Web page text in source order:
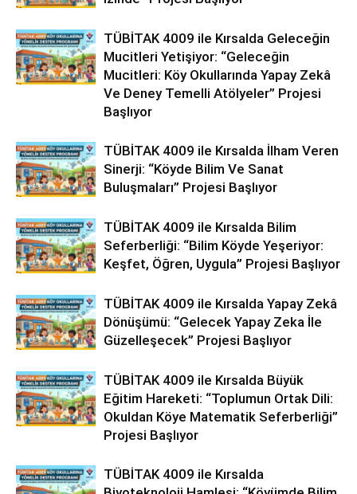
TÜBİTAK 4009 ile Kırsalda Geleceğin
Mucitleri Yetişiyor: “Geleceğin
Mucitleri: Köy Okullarında Yapay Zekâ
Ve Deney Temelli Atölyeler” Projesi
Başlıyor
TÜBİTAK 4009 ile Kırsalda İlham Veren
Sinerji: “Köyde Bilim Ve Sanat
Buluşmaları” Projesi Başlıyor
TÜBİTAK 4009 ile Kırsalda Bilim
Seferberliği: “Bilim Köyde Yeşeriyor:
Keşfet, Öğren, Uygula” Projesi Başlıyor
TÜBİTAK 4009 ile Kırsalda Yapay Zekâ
Dönüşümü: “Gelecek Yapay Zeka İle
Güzelleşecek” Projesi Başlıyor
TÜBİTAK 4009 ile Kırsalda Büyük
Eğitim Hareketi: “Toplumun Ortak Dili:
Okuldan Köye Matematik Seferberliği”
Projesi Başlıyor
TÜBİTAK 4009 ile Kırsalda